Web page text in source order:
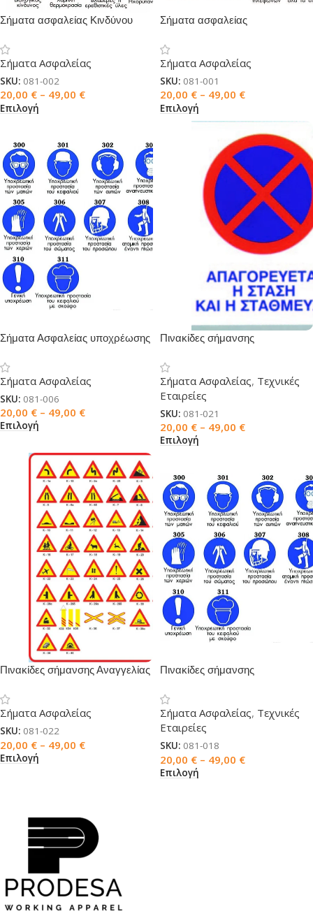
Σήματα ασφαλείας Κινδύνου
Σήματα Ασφαλείας
SKU: 081-002
20,00 € – 49,00 €
Επιλογή
Σήματα ασφαλείας
Σήματα Ασφαλείας
SKU: 081-001
20,00 € – 49,00 €
Επιλογή
Σήματα Ασφαλείας υποχρέωσης
Σήματα Ασφαλείας
SKU: 081-006
20,00 € – 49,00 €
Επιλογή
Πινακίδες σήμανσης
Σήματα Ασφαλείας, Τεχνικές
Εταιρείες
SKU: 081-021
20,00 € – 49,00 €
Επιλογή
Πινακίδες σήμανσης Αναγγελίας
Σήματα Ασφαλείας
SKU: 081-022
20,00 € – 49,00 €
Επιλογή
Πινακίδες σήμανσης
Σήματα Ασφαλείας, Τεχνικές
Εταιρείες
SKU: 081-018
20,00 € – 49,00 €
Επιλογή